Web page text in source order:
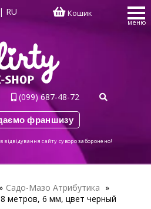
| RU Кошик
меню
(099) 687-48-72
франшизу
сайту суворо заборонено!
» Садо-Мазо Атрибутика »
метров, 6 мм, цвет черный